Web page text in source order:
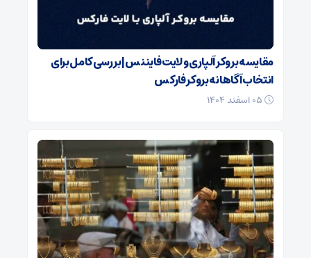
مقایسه بروکر آلپاری و لایت فایننس | بررسی کامل برای
انتخاب آگاهانه بروکر فارکس